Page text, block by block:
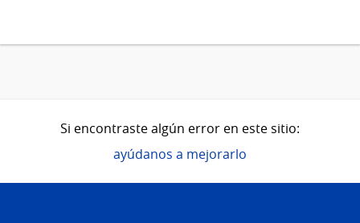
Si encontraste algún error en este sitio:
ayúdanos a mejorarlo